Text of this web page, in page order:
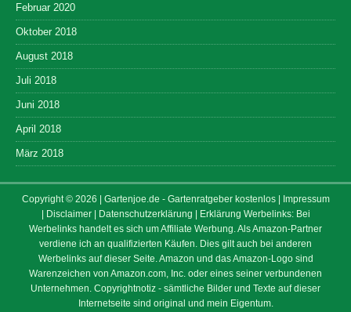
Februar 2020
Oktober 2018
August 2018
Juli 2018
Juni 2018
April 2018
März 2018
Copyright © 2026 | Gartenjoe.de - Gartenratgeber kostenlos| Impressum
| Disclaimer | Datenschutzerklärung | Erklärung Werbelinks: Bei
Werbelinks handelt es sich um Affiliate Werbung. Als Amazon-Partner
verdiene ich an qualifizierten Käufen. Dies gilt auch bei anderen
Werbelinks auf dieser Seite. Amazon und das Amazon-Logo sind
Warenzeichen von Amazon.com, Inc. oder eines seiner verbundenen
Unternehmen. Copyrightnotiz - sämtliche Bilder und Texte auf dieser
Internetseite sind original und mein Eigentum.